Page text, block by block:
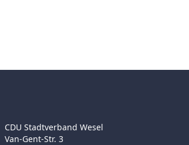
CDU Stadtverband Wesel
Van-Gent-Str. 3